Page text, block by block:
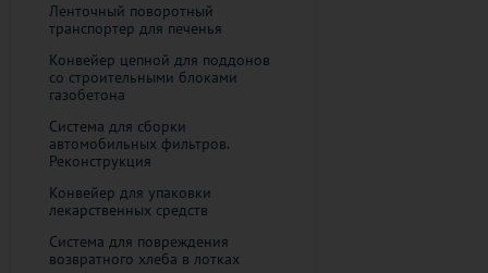
Ленточный поворотный
транспортер для печенья
Конвейер цепной для поддонов
со строительными блоками
газобетона
Система для сборки
автомобильных фильтров.
Реконструкция
Конвейер для упаковки
лекарственных средств
Система для повреждения
возвратного хлеба в лотках